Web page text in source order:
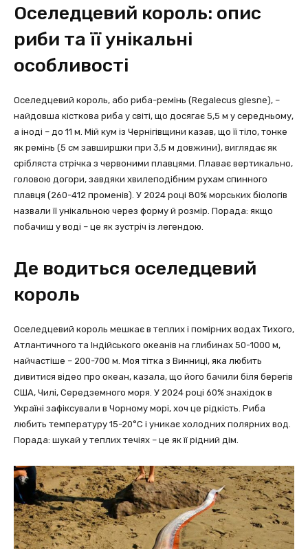
Оселедцевий король: опис
риби та її унікальні
особливості
Оселедцевий король, або риба-ремінь (Regalecus glesne), –
найдовша кісткова риба у світі, що досягає 5,5 м у середньому,
а іноді – до 11 м. Мій кум із Чернігівщини казав, що її тіло, тонке
як ремінь (5 см завширшки при 3,5 м довжини), виглядає як
срібляста стрічка з червоними плавцями. Плаває вертикально,
головою догори, завдяки хвилеподібним рухам спинного
плавця (260-412 променів). У 2024 році 80% морських біологів
назвали її унікальною через форму й розмір. Порада: якщо
побачиш у воді – це як зустріч із легендою.
Де водиться оселедцевий
король
Оселедцевий король мешкає в теплих і помірних водах Тихого,
Атлантичного та Індійського океанів на глибинах 50-1000 м,
найчастіше – 200-700 м. Моя тітка з Винниці, яка любить
дивитися відео про океан, казала, що його бачили біля берегів
США, Чилі, Середземного моря. У 2024 році 60% знахідок в
Україні зафіксували в Чорному морі, хоч це рідкість. Риба
любить температуру 15-20°C і уникає холодних полярних вод.
Порада: шукай у теплих течіях – це як її рідний дім.